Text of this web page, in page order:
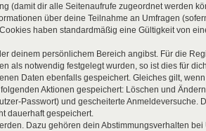
(damit dir alle Seitenaufrufe zugeordnet werden
über deine Teilnahme an Umfragen
haben standardmäßig eine Gültigkeit von
deinem persönlichem Bereich angibst. Für die
als notwendig festgelegt wurden, so ist dies für
Daten ebenfalls gespeichert. Gleiches gilt,
Aktionen gespeichert: Löschen und
Passwort) und gescheiterte Anmeldeversuche.
dauerhaft gespeichert.
Dazu gehören dein Abstimmungsverhalten